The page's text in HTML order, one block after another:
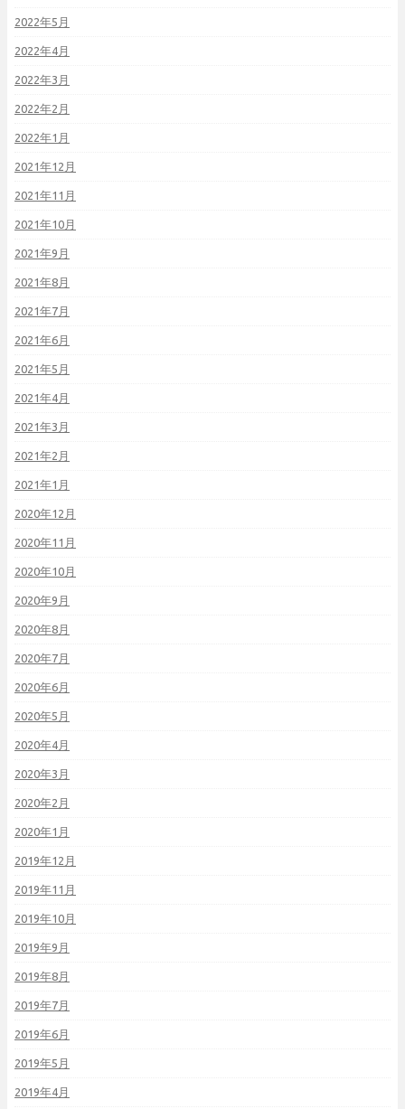
2022年5月
2022年4月
2022年3月
2022年2月
2022年1月
2021年12月
2021年11月
2021年10月
2021年9月
2021年8月
2021年7月
2021年6月
2021年5月
2021年4月
2021年3月
2021年2月
2021年1月
2020年12月
2020年11月
2020年10月
2020年9月
2020年8月
2020年7月
2020年6月
2020年5月
2020年4月
2020年3月
2020年2月
2020年1月
2019年12月
2019年11月
2019年10月
2019年9月
2019年8月
2019年7月
2019年6月
2019年5月
2019年4月